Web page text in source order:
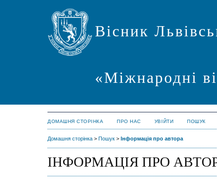
Вісник
«Міжнародні
ДОМАШНЯ СТОРІНКА ПРО НАС УВІЙТИ ПОШУК
Домашня сторінка > Пошук > Інформація про автора
ІНФОРМАЦІЯ ПРО